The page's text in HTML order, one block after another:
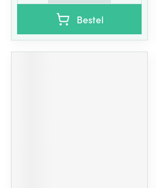
Bestel